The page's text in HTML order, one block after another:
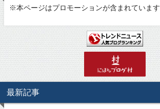
※本ページはプロモーションが含まれています
最新記事